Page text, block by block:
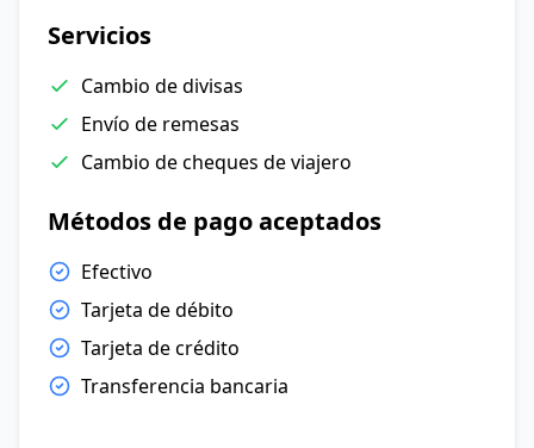
Servicios
Cambio de divisas
Envío de remesas
Cambio de cheques de viajero
Métodos de pago aceptados
Efectivo
Tarjeta de débito
Tarjeta de crédito
Transferencia bancaria